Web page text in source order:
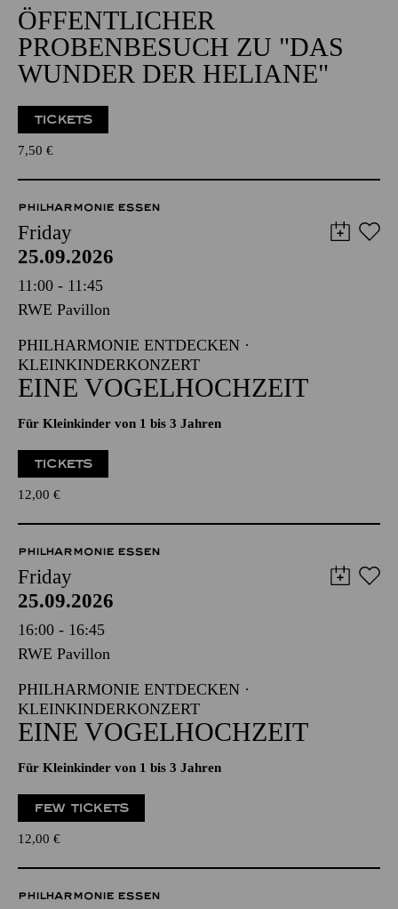
ÖFFENTLICHER
PROBENBESUCH ZU "DAS
WUNDER DER HELIANE"
TICKETS
7,50 €
PHILHARMONIE ESSEN
Friday
25.09.2026
11:00 - 11:45
RWE Pavillon
PHILHARMONIE ENTDECKEN ·
KLEINKINDERKONZERT
EINE VOGELHOCHZEIT
Für Kleinkinder von 1 bis 3 Jahren
TICKETS
12,00 €
PHILHARMONIE ESSEN
Friday
25.09.2026
16:00 - 16:45
RWE Pavillon
PHILHARMONIE ENTDECKEN ·
KLEINKINDERKONZERT
EINE VOGELHOCHZEIT
Für Kleinkinder von 1 bis 3 Jahren
FEW TICKETS
12,00 €
PHILHARMONIE ESSEN